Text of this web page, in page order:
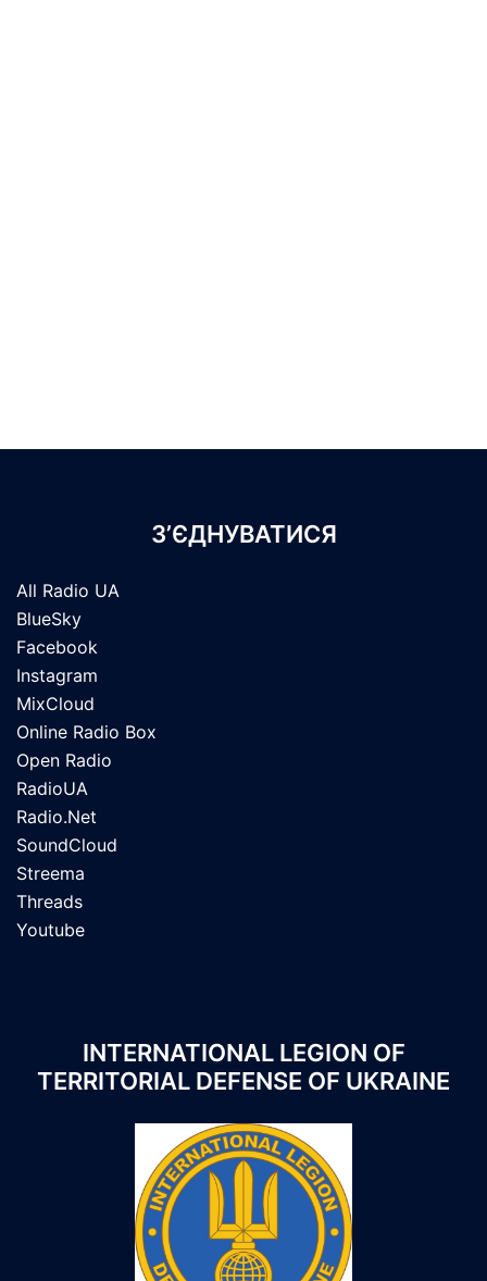
З’ЄДНУВАТИСЯ
All Radio UA
BlueSky
Facebook
Instagram
MixCloud
Online Radio Box
Open Radio
RadioUA
Radio.Net
SoundCloud
Streema
Threads
Youtube
INTERNATIONAL LEGION OF
TERRITORIAL DEFENSE OF UKRAINE